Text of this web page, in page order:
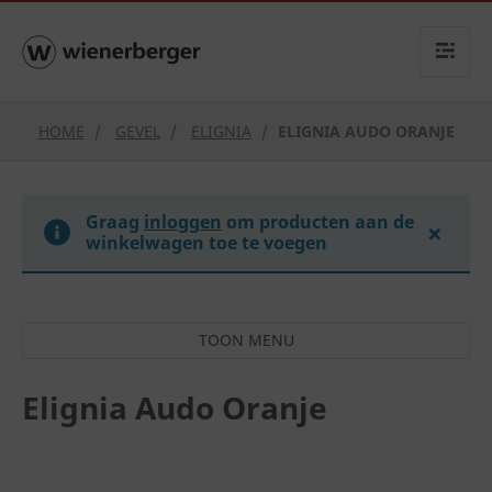
text.skipToContent
text.skipToNavigation
HOME GEVEL ELIGNIA ELIGNIA AUDO ORANJE
Graag inloggen om producten aan de
winkelwagen toe te voegen
×
Elignia Audo Oranje